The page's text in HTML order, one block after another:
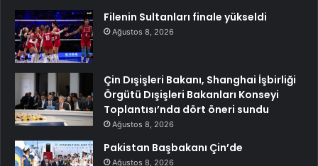
Filenin Sultanları finale yükseldi
Ağustos 8, 2026
Çin Dışişleri Bakanı, Shanghai İşbirliği
Örgütü Dışişleri Bakanları Konseyi
Toplantısı’nda dört öneri sundu
Ağustos 8, 2026
Pakistan Başbakanı Çin’de
Ağustos 8, 2026